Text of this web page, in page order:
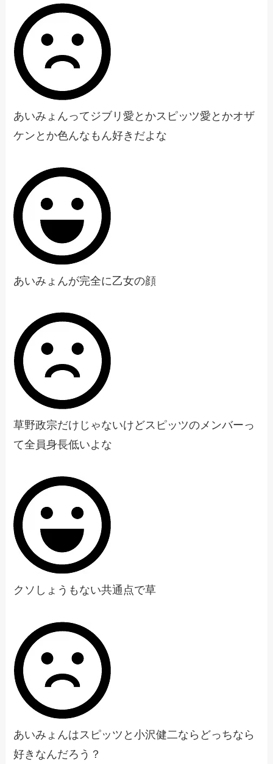
あいみょんってジブリ愛とかスピッツ愛とかオザ
ケンとか色んなもん好きだよな
あいみょんが完全に乙女の顔
草野政宗だけじゃないけどスピッツのメンバーっ
て全員身長低いよな
クソしょうもない共通点で草
あいみょんはスピッツと小沢健二ならどっちなら
好きなんだろう？